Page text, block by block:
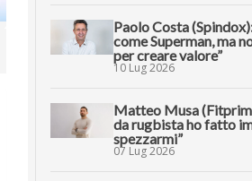
Paolo Costa
come Superman, ma
per creare valore”
10 Lug 2026
Matteo Musa
da rugbista ho fatto
spezzarmi”
07 Lug 2026